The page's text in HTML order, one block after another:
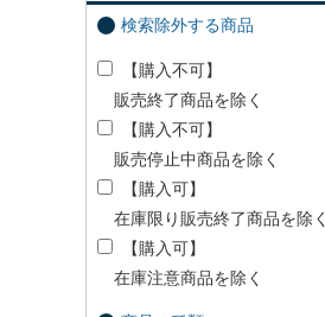
検索除外する商品
【購入不可】
販売終了商品を除く
【購入不可】
販売停止中商品を除く
【購入可】
在庫限り販売終了商品を除く
【購入可】
在庫注意商品を除く